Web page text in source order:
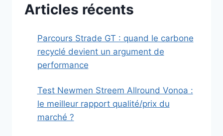
Articles récents
Parcours Strade GT : quand le carbone
recyclé devient un argument de
performance
Test Newmen Streem Allround Vonoa :
le meilleur rapport qualité/prix du
marché ?